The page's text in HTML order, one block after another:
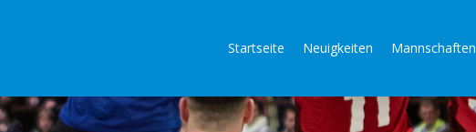
Startseite Neuigkeiten Mannschaften